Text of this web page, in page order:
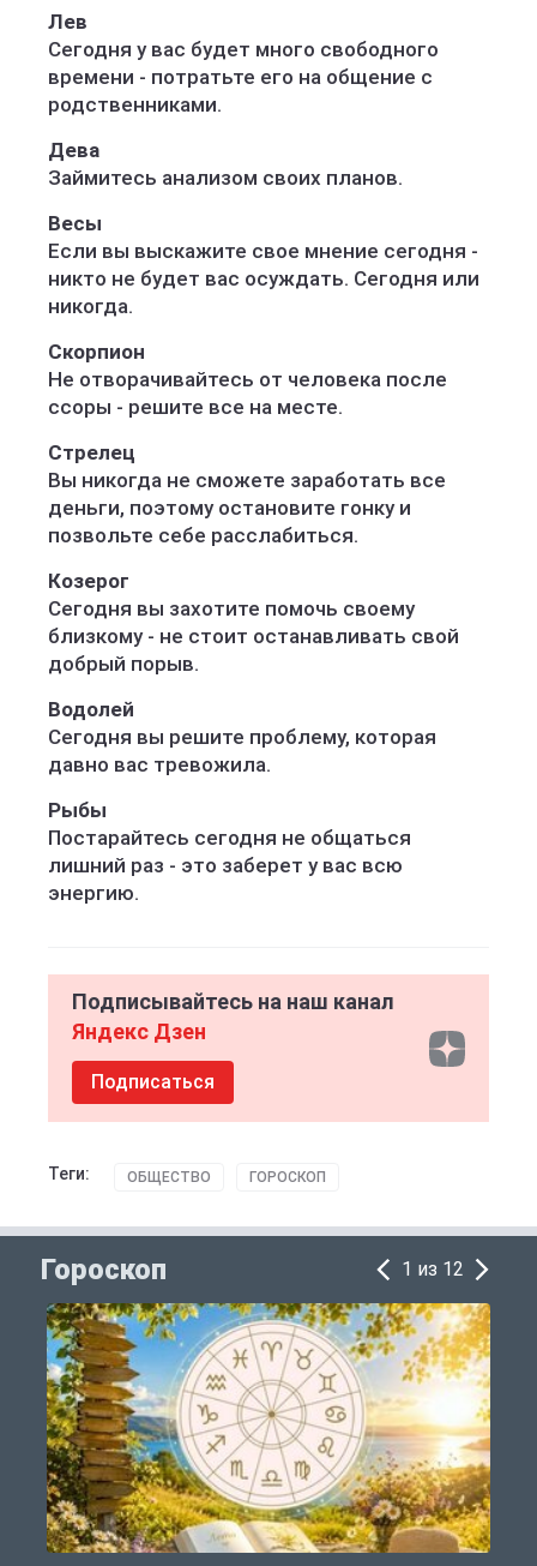
Лев
Сегодня у вас будет много свободного
времени - потратьте его на общение с
родственниками.
Дева
Займитесь анализом своих планов.
Весы
Если вы выскажите свое мнение сегодня -
никто не будет вас осуждать. Сегодня или
никогда.
Скорпион
Не отворачивайтесь от человека после
ссоры - решите все на месте.
Стрелец
Вы никогда не сможете заработать все
деньги, поэтому остановите гонку и
позвольте себе расслабиться.
Козерог
Сегодня вы захотите помочь своему
близкому - не стоит останавливать свой
добрый порыв.
Водолей
Сегодня вы решите проблему, которая
давно вас тревожила.
Рыбы
Постарайтесь сегодня не общаться
лишний раз - это заберет у вас всю
энергию.
Подписывайтесь на наш канал
Яндекс Дзен
Подписаться
Теги: ОБЩЕСТВО ГОРОСКОП
Гороскоп 1 из 12